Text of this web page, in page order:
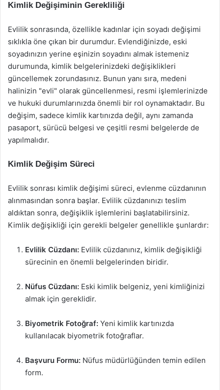
Kimlik Değişiminin Gerekliliği
Evlilik sonrasında, özellikle kadınlar için soyadı değişimi
sıklıkla öne çıkan bir durumdur. Evlendiğinizde, eski
soyadınızın yerine eşinizin soyadını almak istemeniz
durumunda, kimlik belgelerinizdeki değişiklikleri
güncellemek zorundasınız. Bunun yanı sıra, medeni
halinizin "evli" olarak güncellenmesi, resmi işlemlerinizde
ve hukuki durumlarınızda önemli bir rol oynamaktadır. Bu
değişim, sadece kimlik kartınızda değil, aynı zamanda
pasaport, sürücü belgesi ve çeşitli resmi belgelerde de
yapılmalıdır.
Kimlik Değişim Süreci
Evlilik sonrası kimlik değişimi süreci, evlenme cüzdanının
alınmasından sonra başlar. Evlilik cüzdanınızı teslim
aldıktan sonra, değişiklik işlemlerini başlatabilirsiniz.
Kimlik değişikliği için gerekli belgeler genellikle şunlardır:
Evlilik Cüzdanı: Evlilik cüzdanınız, kimlik değişikliği
sürecinin en önemli belgelerinden biridir.
Nüfus Cüzdanı: Eski kimlik belgeniz, yeni kimliğinizi
almak için gereklidir.
Biyometrik Fotoğraf: Yeni kimlik kartınızda
kullanılacak biyometrik fotoğraflar.
Başvuru Formu: Nüfus müdürlüğünden temin edilen
form.